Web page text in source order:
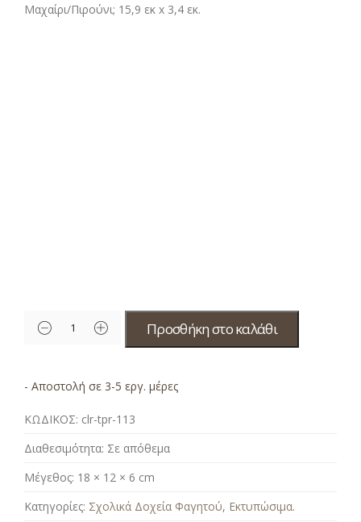
Μαχαίρι/Πιρούνι; 15,9 εκ x 3,4 εκ.
Προσθήκη στο καλάθι
- Αποστολή σε 3-5 εργ. μέρες
ΚΩΔΙΚΟΣ: clr-tpr-113
Διαθεσιμότητα: Σε απόθεμα
Μέγεθος: 18 × 12 × 6 cm
Κατηγορίες: Σχολικά Δοχεία Φαγητού, Εκτυπώσιμα.